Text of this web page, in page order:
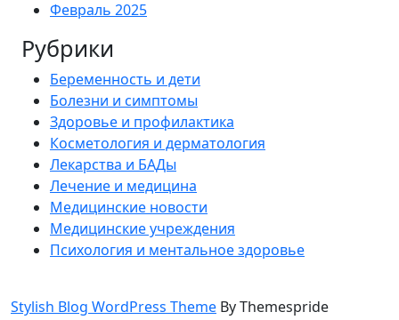
Февраль 2025
Рубрики
Беременность и дети
Болезни и симптомы
Здоровье и профилактика
Косметология и дерматология
Лекарства и БАДы
Лечение и медицина
Медицинские новости
Медицинские учреждения
Психология и ментальное здоровье
Stylish Blog WordPress Theme By Themespride